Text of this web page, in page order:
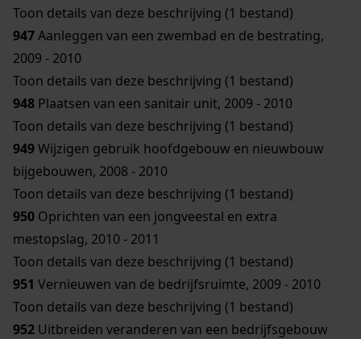
Toon details van deze beschrijving (1 bestand)
947Aanleggen van een zwembad en de bestrating,
2009 - 2010
Toon details van deze beschrijving (1 bestand)
948 Plaatsen van een sanitair unit, 2009 - 2010
Toon details van deze beschrijving (1 bestand)
949Wijzigen gebruik hoofdgebouw en nieuwbouw
bijgebouwen, 2008 - 2010
Toon details van deze beschrijving (1 bestand)
950 Oprichten van een jongveestal en extra
mestopslag, 2010 - 2011
Toon details van deze beschrijving (1 bestand)
951 Vernieuwen van de bedrijfsruimte, 2009 - 2010
Toon details van deze beschrijving (1 bestand)
952 Uitbreiden veranderen van een bedrijfsgebouw